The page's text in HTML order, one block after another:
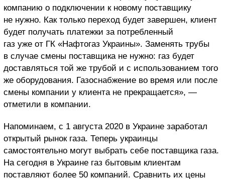
компанию о подключении к новому поставщику
не нужно. Как только переход будет завершен, клиент
будет получать платежки за потребленный
газ уже от ГК «Нафтогаз Украины». Заменять трубы
в случае смены поставщика не нужно: газ будет
доставляться той же трубой и с использованием того
же оборудования. Газоснабжение во время или после
смены компании у клиента не прекращается», —
отметили в компании.
Напоминаем, с 1 августа 2020 в Украине заработал
открытый рынок газа. Теперь украинцы
самостоятельно могут выбрать себе поставщика газа.
На сегодня в Украине газ бытовым клиентам
поставляют более 50 компаний. Сравнить их цены